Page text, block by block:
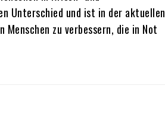
Unterschied und ist in der aktuellen
zu verbessern, die in Not